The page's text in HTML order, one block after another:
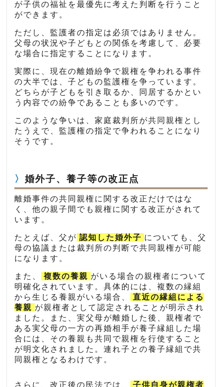
が子供の福祉を最優先に考えた判断を行うこと
ができます。
ただし、監護者の指定は必須ではありません。
父母の状況や子どもとの関係を考慮して、必要
な場合に指定することになります。
実際に、現在の離婚紛争で親権を争われる事件
の大半では、子どもの監護権を争っています。
どちらが子どもを引き取るか、同居するかとい
う内容での紛争であることも多いのです。
このような争いは、家庭裁判所が共同親権とし
たうえで、監護権の指定で争われることになり
そうです。
婚外子、養子等の改正点
離婚事件の共同親権に関する改正だけではな
く、他の親子間でも親権に関する改正がされて
います。
たとえば、父が 認知した婚外子 についても、父
母の協議または裁判所の判断で共同親権が可能
になります。
また、 複数の養親 がいる場合の親権者について
明確化されています。具体的には、複数の縁組
から生じる養親がいる場合、
直近の縁組による
養親 が親権者として認定されることが明示され
ました。また、実父母が離婚した後、親権者で
ある実父母の一方の再婚相手が養子縁組した場
合には、その養親も共同で親権を行使すること
が明文化されました。連れ子との養子縁組で共
同親権となるわけです。
さらに、改正後の民法では、
子供自身が親権者